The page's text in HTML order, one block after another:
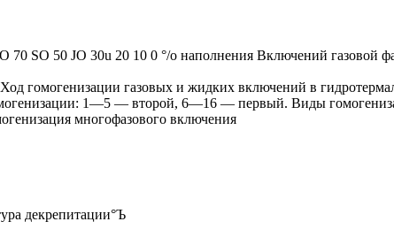
70 SO 50 JO 30u 20 10 0 °/o наполнения Включений газовой
гомогенизации газовых и жидких включений в
1—5 — второй, 6—16 — первый. Виды
многофазового включения
декрепитации°Ъ